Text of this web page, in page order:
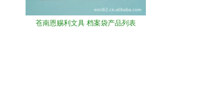
苍南恩赐利文具 档案袋产品列表